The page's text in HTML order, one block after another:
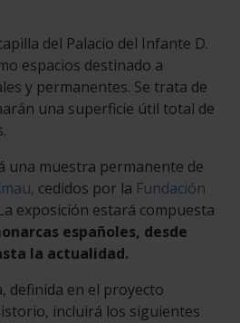
del Palacio del Infante D.
espacios destinado a
y permanentes. Se trata de
una superficie útil total de
una muestra permanente de
cedidos por la Fundación
exposición estará compuesta
españoles, desde
la actualidad.
definida en el proyecto
incluirá los siguientes